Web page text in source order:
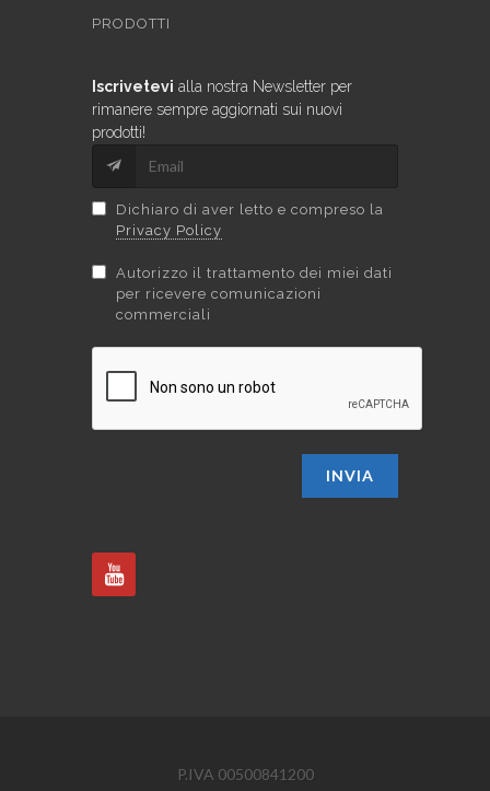
PRODOTTI
Iscrivetevi alla nostra Newsletter per
rimanere sempre aggiornati sui nuovi
prodotti!
Dichiaro di aver letto e compreso la
Privacy Policy
Autorizzo il trattamento dei miei dati
per ricevere comunicazioni
commerciali
INVIA
P.IVA 00500841200